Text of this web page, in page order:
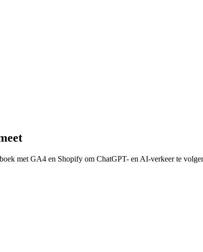
met GA4 en Shopify om ChatGPT- en AI-verkeer te